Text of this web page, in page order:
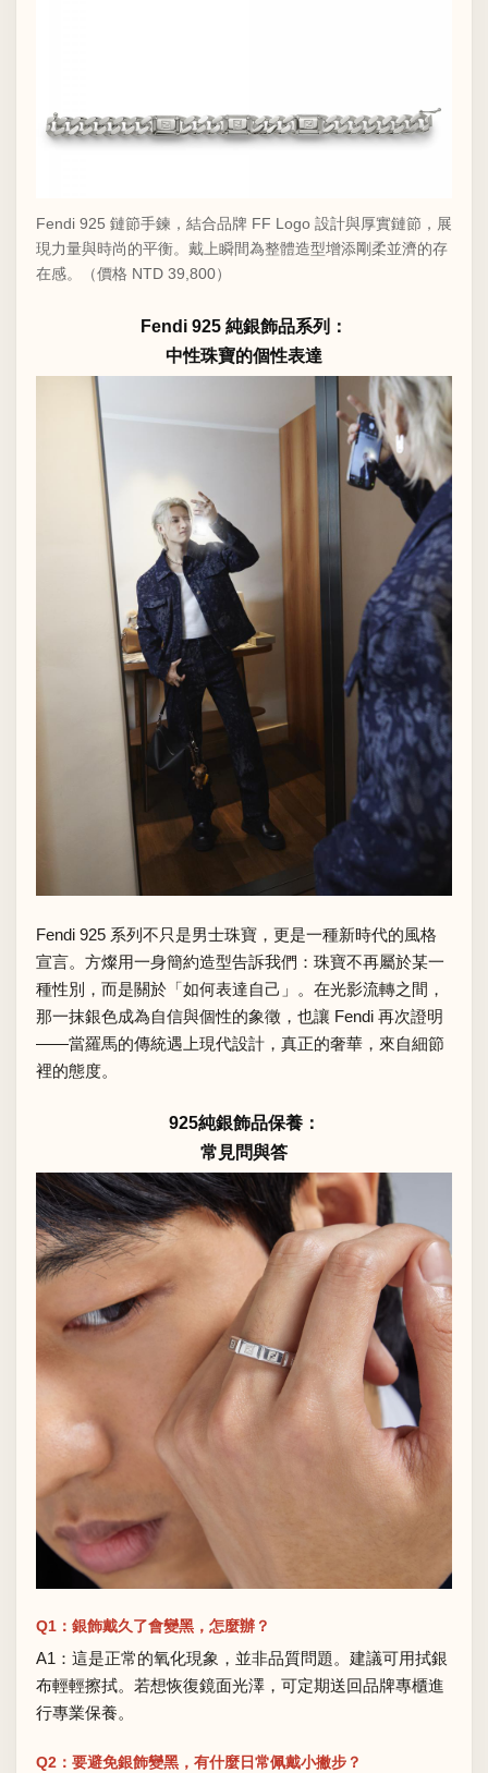
Fendi 925 鏈節手鍊，結合品牌 FF Logo 設計與厚實鏈節，展
現力量與時尚的平衡。戴上瞬間為整體造型增添剛柔並濟的存
在感。（價格 NTD 39,800）
Fendi 925 純銀飾品系列：
中性珠寶的個性表達
Fendi 925 系列不只是男士珠寶，更是一種新時代的風格
宣言。方燦用一身簡約造型告訴我們：珠寶不再屬於某一
種性別，而是關於「如何表達自己」。在光影流轉之間，
那一抹銀色成為自信與個性的象徵，也讓 Fendi 再次證明
——當羅馬的傳統遇上現代設計，真正的奢華，來自細節
裡的態度。
925純銀飾品保養：
常見問與答
Q1：銀飾戴久了會變黑，怎麼辦？
A1：這是正常的氧化現象，並非品質問題。建議可用拭銀
布輕輕擦拭。若想恢復鏡面光澤，可定期送回品牌專櫃進
行專業保養。
Q2：要避免銀飾變黑，有什麼日常佩戴小撇步？